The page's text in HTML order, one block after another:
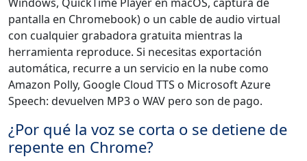
pantalla en Chromebook) o un cable de audio virtual
con cualquier grabadora gratuita mientras la
herramienta reproduce. Si necesitas exportación
automática, recurre a un servicio en la nube como
Amazon Polly, Google Cloud TTS o Microsoft Azure
Speech: devuelven MP3 o WAV pero son de pago.
¿Por qué la voz se corta o se detiene de
repente en Chrome?